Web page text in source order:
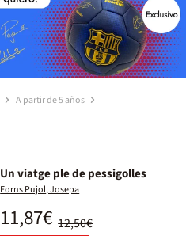
A partir de 5 años
Un viatge ple de pessigolles
Forns Pujol, Josepa
12,50€
11,87€